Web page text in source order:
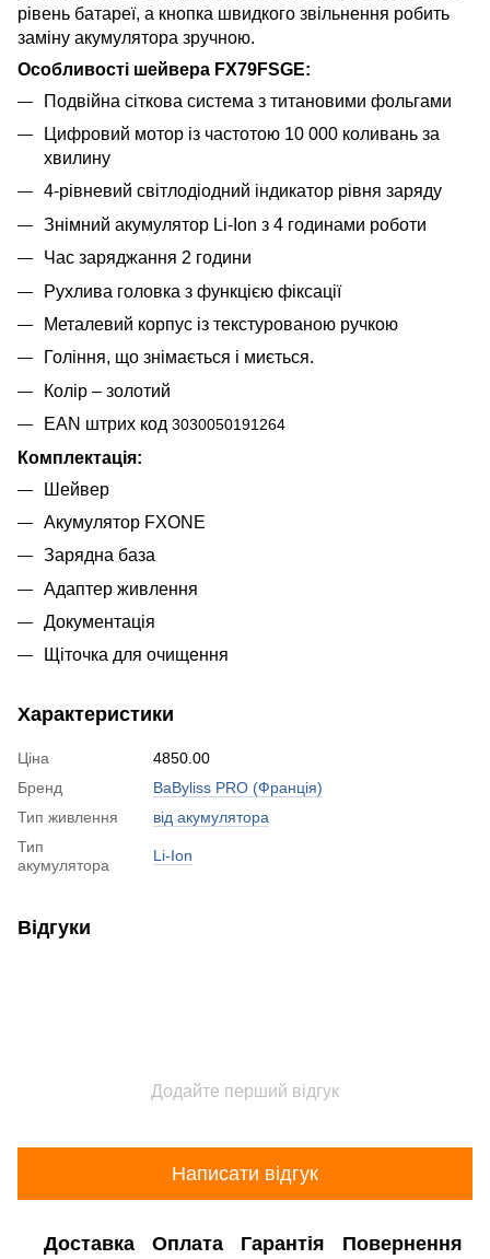
рівень батареї, а кнопка швидкого звільнення робить
заміну акумулятора зручною.
Особливості шейвера FX79FSGE:
Подвійна сіткова система з титановими фольгами
Цифровий мотор із частотою 10 000 коливань за
хвилину
4-рівневий світлодіодний індикатор рівня заряду
Знімний акумулятор Li-Ion з 4 годинами роботи
Час заряджання 2 години
Рухлива головка з функцією фіксації
Металевий корпус із текстурованою ручкою
Гоління, що знімається і миється.
Колір – золотий
EAN штрих код 3030050191264
Комплектація:
Шейвер
Акумулятор FXONE
Зарядна база
Адаптер живлення
Документація
Щіточка для очищення
Характеристики
Ціна
4850.00
Бренд
BaByliss PRO (Франція)
Тип живлення
від акумулятора
Тип
акумулятора
Li-Ion
Відгуки
Додайте перший відгук
Написати відгук
Доставка Оплата Гарантія Повернення